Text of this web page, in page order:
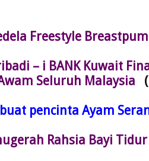
Freestyle
– i BANK Kuwait
Seluruh Malaysia
pencinta Ayam
Rahsia Bayi